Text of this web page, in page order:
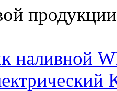
наливной